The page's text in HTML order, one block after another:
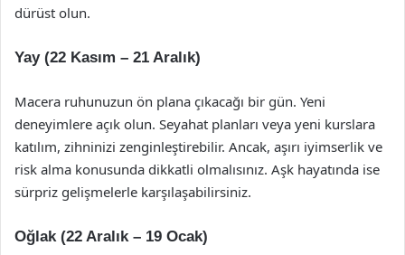
dürüst olun.
Yay (22 Kasım – 21 Aralık)
Macera ruhunuzun ön plana çıkacağı bir gün. Yeni
deneyimlere açık olun. Seyahat planları veya yeni kurslara
katılım, zihninizi zenginleştirebilir. Ancak, aşırı iyimserlik ve
risk alma konusunda dikkatli olmalısınız. Aşk hayatında ise
sürpriz gelişmelerle karşılaşabilirsiniz.
Oğlak (22 Aralık – 19 Ocak)